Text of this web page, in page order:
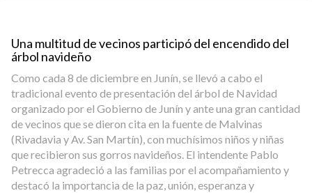
Una multitud de vecinos participó del encendido del
árbol navideño
Como cada 8 de diciembre en Junín, se llevó a cabo el
tradicional evento de presentación del árbol de Navidad
organizado por el Gobierno de Junín y ante una gran cantidad
de vecinos que se dieron cita en la fuente de Malvinas
(Rivadavia y Av. San Martín), con muchísimos niños y niñas
que recibieron sus gorros navideños. El intendente Pablo
Petrecca agradeció a las familias por el acompañamiento y
destacó la importancia de la paz, unión, esperanza y